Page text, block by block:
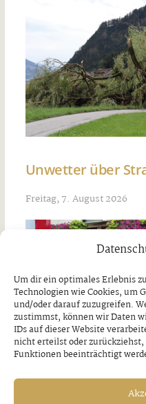
Um dir ein optimales Erlebnis
Technologien wie Cookies, um
und/oder darauf zuzugreifen.
zustimmst, können wir Daten
IDs auf dieser Website
nicht erteilst oder
Funktionen beeinträchtigt
Unwetter über
Freitag, 7. August 2026